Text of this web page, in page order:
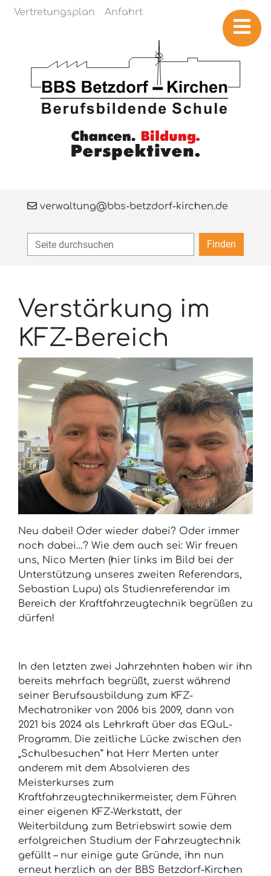
Navigation überspringen
Vertretungsplan Anfahrt
verwaltung@bbs-betzdorf-kirchen.de
Finden
Verstärkung im
KFZ-Bereich
Neu dabei! Oder wieder dabei? Oder immer
noch dabei…? Wie dem auch sei: Wir freuen
uns, Nico Merten (hier links im Bild bei der
Unterstützung unseres zweiten Referendars,
Sebastian Lupu) als Studienreferendar im
Bereich der Kraftfahrzeugtechnik begrüßen zu
dürfen!
In den letzten zwei Jahrzehnten haben wir ihn
bereits mehrfach begrüßt, zuerst während
seiner Berufsausbildung zum KFZ-
Mechatroniker von 2006 bis 2009, dann von
2021 bis 2024 als Lehrkraft über das EQuL-
Programm. Die zeitliche Lücke zwischen den
„Schulbesuchen“ hat Herr Merten unter
anderem mit dem Absolvieren des
Meisterkurses zum
Kraftfahrzeugtechnikermeister, dem Führen
einer eigenen KFZ-Werkstatt, der
Weiterbildung zum Betriebswirt sowie dem
erfolgreichen Studium der Fahrzeugtechnik
gefüllt – nur einige gute Gründe, ihn nun
erneut herzlich an der BBS Betzdorf-Kirchen